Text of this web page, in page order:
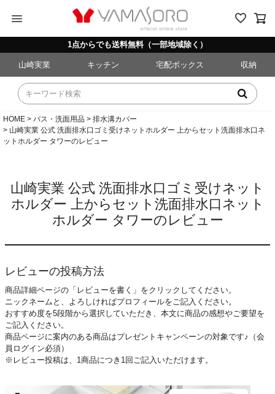
menu
1点からでも送料無料（一部地域除く）
山崎実業 キッチン 宅配ボックス 収納
HOME バス・洗面用品
排水溝カバー
山崎実業 公式 洗面排水口ゴミ受けネットホルダー 上からセット洗面排水口ネ
ットホルダー タワーのレビュー
山崎実業 公式 洗面排水口ゴミ受けネット
ホルダー 上からセット洗面排水口ネット
ホルダー タワーのレビュー
レビューの投稿方法
商品詳細ページの「レビューを書く」をクリックしてください。
ニックネームと、よろしければプロフィールをご記入ください。
おすすめ度を5段階から選択していただき、本文に商品の感想やご要望を
ご記入ください。
商品ページに案内のある商品はプレゼントキャンペーンの対象です♪（会
員ログイン必須）
※レビュー投稿は、1商品につき1回ご記入いただけます。